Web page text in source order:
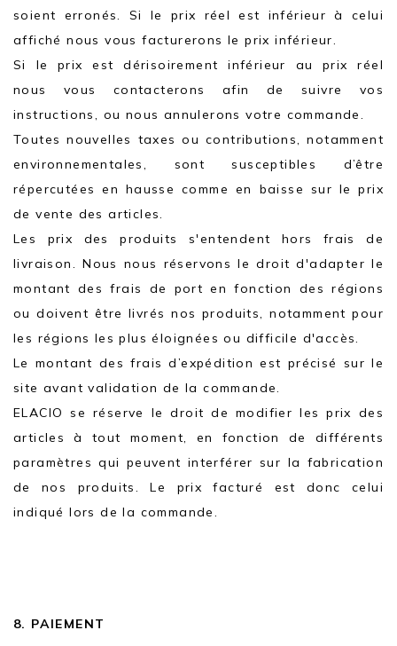
soient erronés. Si le prix réel est inférieur à celui
affiché nous vous facturerons le prix inférieur.
Si le prix est dérisoirement inférieur au prix réel
nous vous contacterons afin de suivre vos
instructions, ou nous annulerons votre commande.
Toutes nouvelles taxes ou contributions, notamment
environnementales, sont susceptibles d’être
répercutées en hausse comme en baisse sur le prix
de vente des articles.
Les prix des produits s'entendent hors frais de
livraison. Nous nous réservons le droit d'adapter le
montant des frais de port en fonction des régions
ou doivent être livrés nos produits, notamment pour
les régions les plus éloignées ou difficile d'accès.
Le montant des frais d’expédition est précisé sur le
site avant validation de la commande.
ELACIO se réserve le droit de modifier les prix des
articles à tout moment, en fonction de différents
paramètres qui peuvent interférer sur la fabrication
de nos produits. Le prix facturé est donc celui
indiqué lors de la commande.
8. PAIEMENT